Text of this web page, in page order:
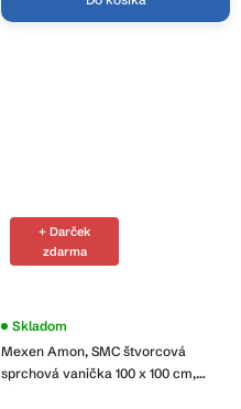
+ Darček
zdarma
Mexen Amon, SMC štvorcová
sprchová vanička 100 x 100 cm,
Skladom